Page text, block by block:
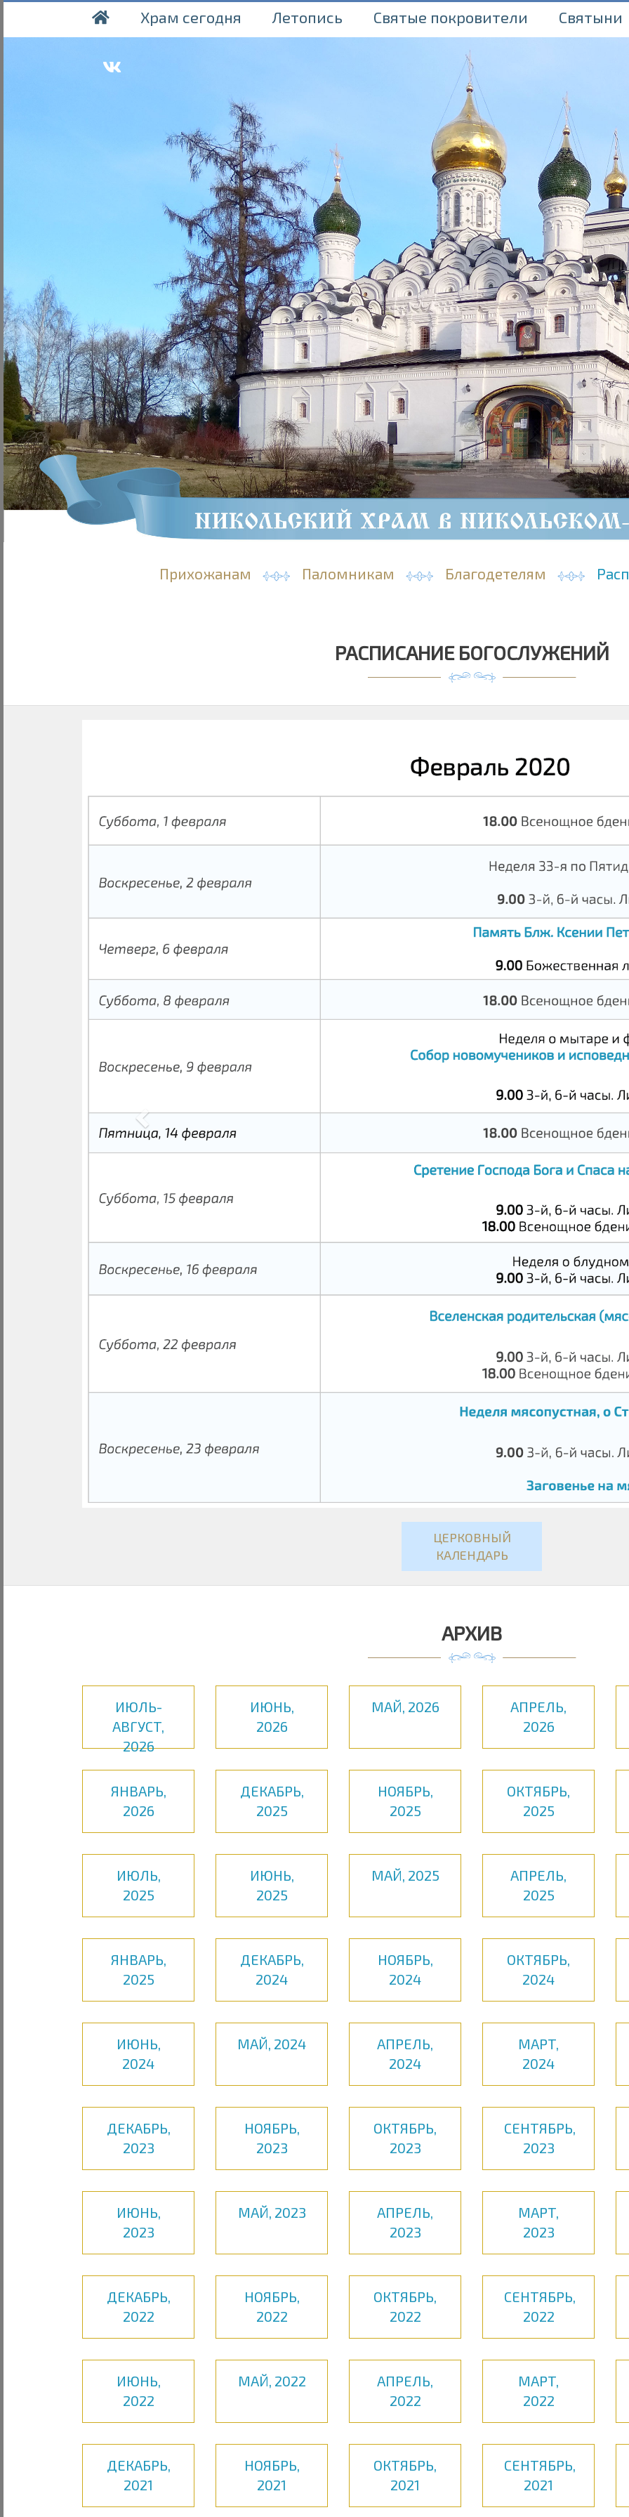
Храм сегодня Летопись Святые покровители Святыни
Прихожанам Паломникам Благодетелям
РАСПИСАНИЕ БОГОСЛУЖЕНИЙ
ЦЕРКОВНЫЙ
КАЛЕНДАРЬ
АРХИВ
ИЮЛЬ-
АВГУСТ,
2026
ИЮНЬ,
2026
МАЙ, 2026
АПРЕЛЬ,
2026
ЯНВАРЬ,
2026
ДЕКАБРЬ,
2025
НОЯБРЬ,
2025
ОКТЯБРЬ,
2025
ИЮЛЬ,
2025
ИЮНЬ,
2025
МАЙ, 2025
АПРЕЛЬ,
2025
ЯНВАРЬ,
2025
ДЕКАБРЬ,
2024
НОЯБРЬ,
2024
ОКТЯБРЬ,
2024
ИЮНЬ,
2024
МАЙ, 2024
АПРЕЛЬ,
2024
МАРТ,
2024
ДЕКАБРЬ,
2023
НОЯБРЬ,
2023
ОКТЯБРЬ,
2023
СЕНТЯБРЬ,
2023
ИЮНЬ,
2023
МАЙ, 2023
АПРЕЛЬ,
2023
МАРТ,
2023
ДЕКАБРЬ,
2022
НОЯБРЬ,
2022
ОКТЯБРЬ,
2022
СЕНТЯБРЬ,
2022
ИЮНЬ,
2022
МАЙ, 2022
АПРЕЛЬ,
2022
МАРТ,
2022
ДЕКАБРЬ,
2021
НОЯБРЬ,
2021
ОКТЯБРЬ,
2021
СЕНТЯБРЬ,
2021